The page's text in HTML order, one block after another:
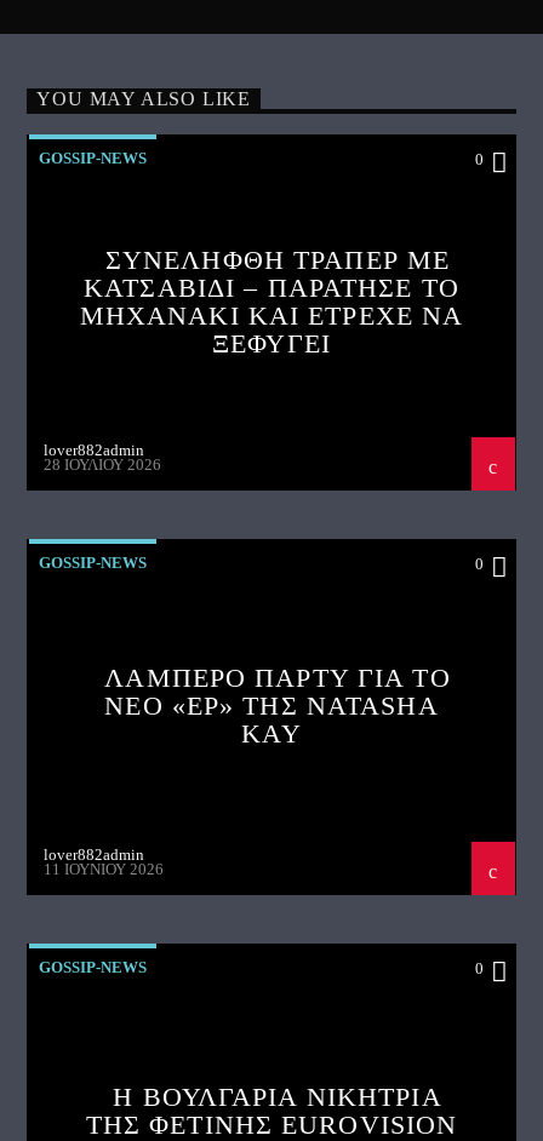
YOU MAY ALSO LIKE
GOSSIP-NEWS 0
ΣΥΝΕΛΗΦΘΗ ΤΡΑΠΕΡ ΜΕ
ΚΑΤΣΑΒΙΔΙ – ΠΑΡΑΤΗΣΕ ΤΟ
ΜΗΧΑΝΑΚΙ ΚΑΙ ΕΤΡΕΧΕ ΝΑ
ΞΕΦΥΓΕΙ
lover882admin
28 ΙΟΥΛΊΟΥ 2026
GOSSIP-NEWS 0
ΛΑΜΠΕΡΟ ΠΑΡΤΥ ΓΙΑ ΤΟ
ΝΕΟ «EP» ΤΗΣ NATASHA
KAY
lover882admin
11 ΙΟΥΝΊΟΥ 2026
GOSSIP-NEWS 0
Η ΒΟΥΛΓΑΡΙΑ ΝΙΚΗΤΡΙΑ
ΤΗΣ ΦΕΤΙΝΗΣ EUROVISION